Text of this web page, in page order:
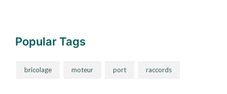
Popular Tags
bricolage moteur port raccords